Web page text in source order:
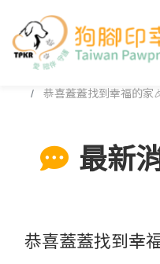
恭喜蓋蓋找到幸福的家
最新
恭喜蓋蓋找到幸